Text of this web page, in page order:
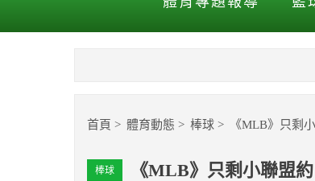
首頁 體育動態 棒球 《MLB》只剩
棒球 《MLB》只剩小聯盟